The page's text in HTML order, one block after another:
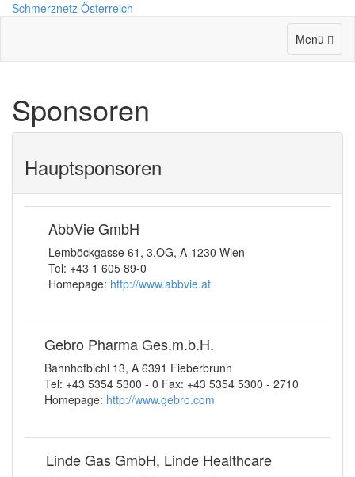
Schmerznetz Österreich
Menü
Sponsoren
Hauptsponsoren
AbbVie GmbH
Lemböckgasse 61, 3.OG, A-1230 Wien
Tel: +43 1 605 89-0
Homepage: http://www.abbvie.at
Gebro Pharma Ges.m.b.H.
Bahnhofbichl 13, A 6391 Fieberbrunn
Tel: +43 5354 5300 - 0 Fax: +43 5354 5300 - 2710
Homepage: http://www.gebro.com
Linde Gas GmbH, Linde Healthcare